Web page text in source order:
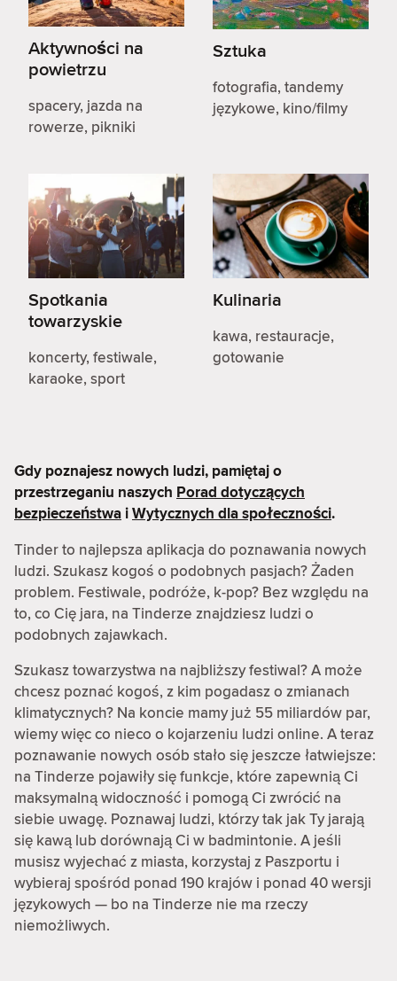
Aktywności na
powietrzu
spacery, jazda na
rowerze, pikniki
Sztuka
fotografia, tandemy
językowe, kino/filmy
Spotkania
towarzyskie
koncerty, festiwale,
karaoke, sport
Kulinaria
kawa, restauracje,
gotowanie
Gdy poznajesz nowych ludzi, pamiętaj o
przestrzeganiu naszych Porad dotyczących
bezpieczeństwa iWytycznych dla społeczności.
Tinder to najlepsza aplikacja do poznawania nowych
ludzi. Szukasz kogoś o podobnych pasjach? Żaden
problem. Festiwale, podróże, k-pop? Bez względu na
to, co Cię jara, na Tinderze znajdziesz ludzi o
podobnych zajawkach.
Szukasz towarzystwa na najbliższy festiwal? A może
chcesz poznać kogoś, z kim pogadasz o zmianach
klimatycznych? Na koncie mamy już 55 miliardów par,
wiemy więc co nieco o kojarzeniu ludzi online. A teraz
poznawanie nowych osób stało się jeszcze łatwiejsze:
na Tinderze pojawiły się funkcje, które zapewnią Ci
maksymalną widoczność i pomogą Ci zwrócić na
siebie uwagę. Poznawaj ludzi, którzy tak jak Ty jarają
się kawą lub dorównają Ci w badmintonie. A jeśli
musisz wyjechać z miasta, korzystaj z Paszportu i
wybieraj spośród ponad 190 krajów i ponad 40 wersji
językowych — bo na Tinderze nie ma rzeczy
niemożliwych.